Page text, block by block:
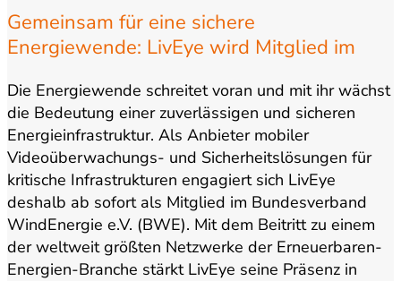
Gemeinsam für eine sichere
Energiewende: LivEye wird Mitglied im
Die Energiewende schreitet voran und mit ihr wächst
die Bedeutung einer zuverlässigen und sicheren
Energieinfrastruktur. Als Anbieter mobiler
Videoüberwachungs- und Sicherheitslösungen für
kritische Infrastrukturen engagiert sich LivEye
deshalb ab sofort als Mitglied im Bundesverband
WindEnergie e.V. (BWE). Mit dem Beitritt zu einem
der weltweit größten Netzwerke der Erneuerbaren-
Energien-Branche stärkt LivEye seine Präsenz in